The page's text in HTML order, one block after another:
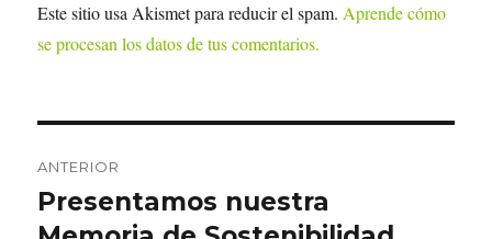
Este sitio usa Akismet para reducir el spam. Aprende cómo
se procesan los datos de tus comentarios.
de
ANTERIOR
Entrada
anterior:
Presentamos nuestra